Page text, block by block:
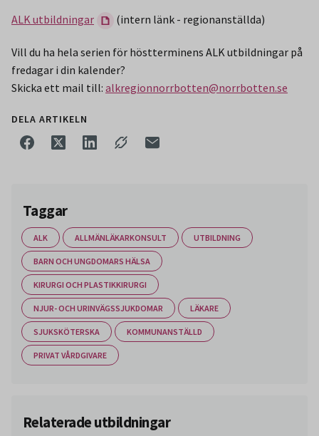
ALK utbildningar (intern länk - regionanställda)
Vill du ha hela serien för höstterminens ALK utbildningar på
fredagar i din kalender?
Skicka ett mail till: alkregionnorrbotten@norrbotten.se
DELA ARTIKELN
Taggar
ALK ALLMÄNLÄKARKONSULT UTBILDNING
BARN OCH UNGDOMARS HÄLSA
KIRURGI OCH PLASTIKKIRURGI
NJUR- OCH URINVÄGSSJUKDOMAR LÄKARE
SJUKSKÖTERSKA KOMMUNANSTÄLLD
PRIVAT VÅRDGIVARE
Relaterade utbildningar